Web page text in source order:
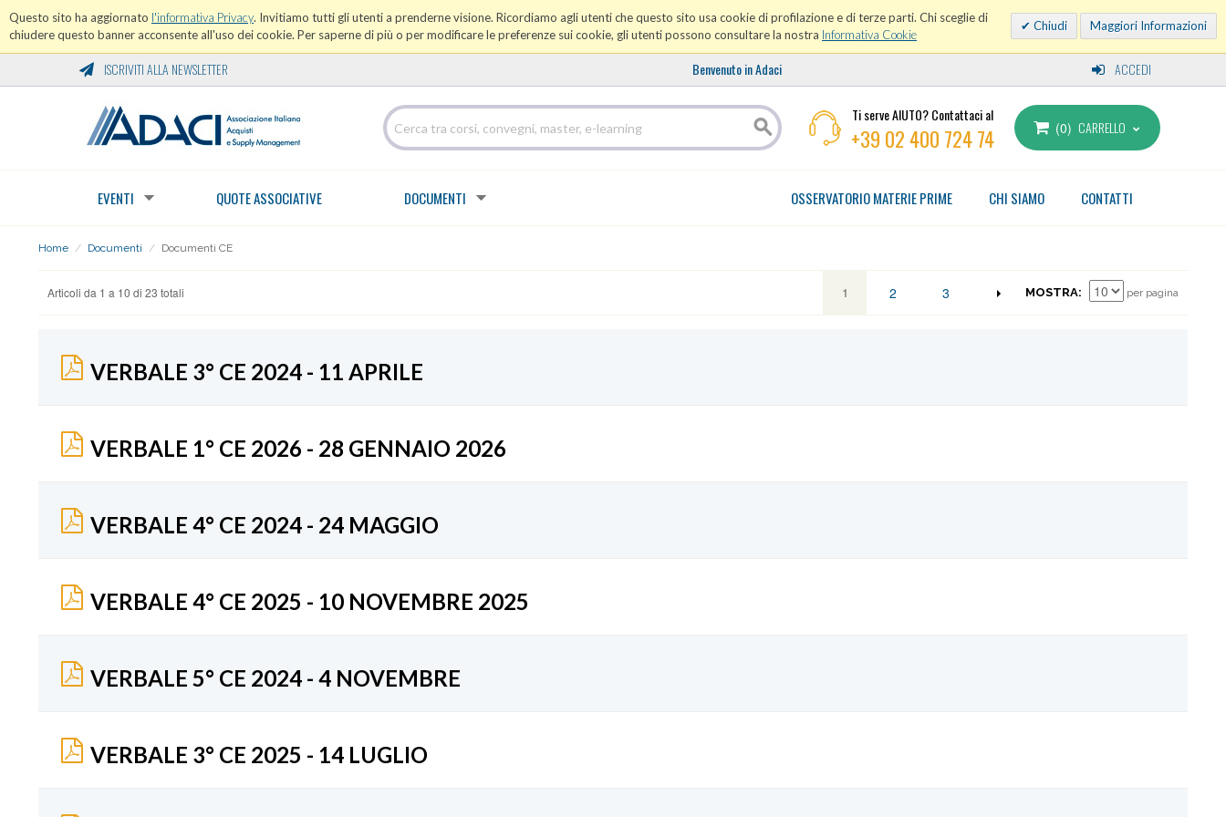
Questo sito ha aggiornato l'informativa Privacy. Invitiamo tutti gli utenti a prenderne visione. Ricordiamo agli utenti che questo sito usa cookie di profilazione e di terze parti. Chi sceglie di
chiudere questo banner acconsente all'uso dei cookie. Per saperne di più o per modificare le preferenze sui cookie, gli utenti possono consultare la nostra Informativa Cookie
Chiudi Maggiori Informazioni
ISCRIVITI ALLA NEWSLETTER Benvenuto in Adaci ACCEDI
Ti serve AIUTO? Contattaci al
+39 02 400 724 74 0 CARRELLO
EVENTI QUOTE ASSOCIATIVE DOCUMENTI CONTATTI
CHI SIAMO
OSSERVATORIO MATERIE PRIME
Home / Documenti / Documenti CE
Articoli da 1 a 10 di 23 totali MOSTRA per pagina
1 2 3
VERBALE 3° CE 2024 - 11 APRILE
VERBALE 1° CE 2026 - 28 GENNAIO 2026
VERBALE 4° CE 2024 - 24 MAGGIO
VERBALE 4° CE 2025 - 10 NOVEMBRE 2025
VERBALE 5° CE 2024 - 4 NOVEMBRE
VERBALE 3° CE 2025 - 14 LUGLIO